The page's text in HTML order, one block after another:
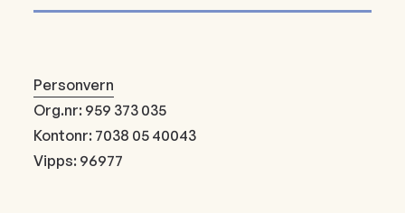
Personvern
Org.nr: 959 373 035
Kontonr: 7038 05 40043
Vipps: 96977